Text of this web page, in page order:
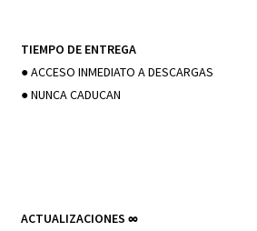
TIEMPO DE ENTREGA
● ACCESO INMEDIATO A DESCARGAS
● NUNCA CADUCAN
ACTUALIZACIONES ∞